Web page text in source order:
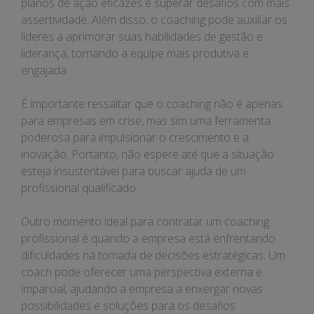
assertividade. Além disso, o coaching pode auxiliar os
líderes a aprimorar suas habilidades de gestão e
liderança, tornando a equipe mais produtiva e
engajada.
É importante ressaltar que o coaching não é apenas
para empresas em crise, mas sim uma ferramenta
poderosa para impulsionar o crescimento e a
inovação. Portanto, não espere até que a situação
esteja insustentável para buscar ajuda de um
profissional qualificado.
Outro momento ideal para contratar um coaching
profissional é quando a empresa está enfrentando
dificuldades na tomada de decisões estratégicas. Um
coach pode oferecer uma perspectiva externa e
imparcial, ajudando a empresa a enxergar novas
possibilidades e soluções para os desafios